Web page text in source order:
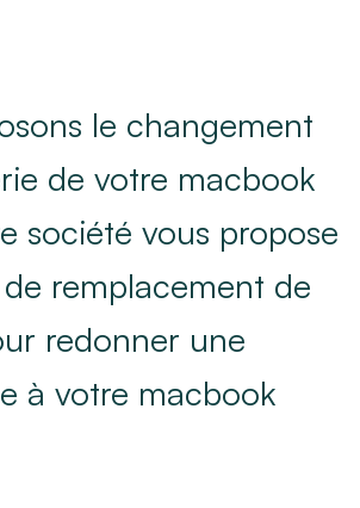
le changement
de votre macbook
société vous propose
remplacement de
redonner une
à votre macbook